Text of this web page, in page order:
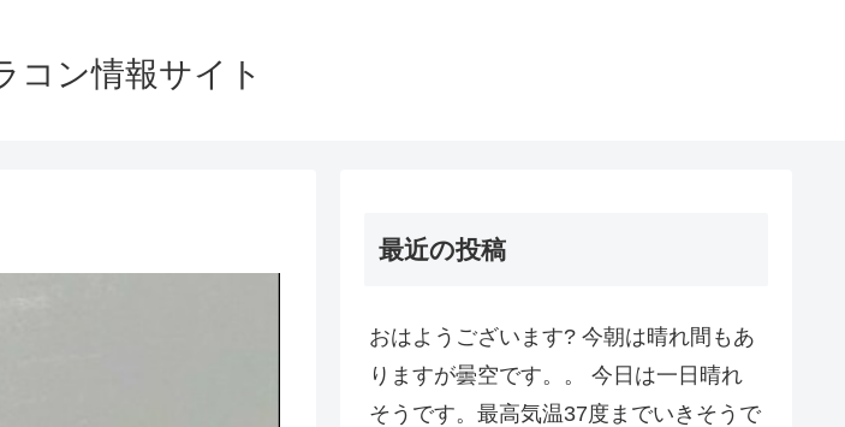
コン情報サイト
最近の投稿
おはようございます? 今朝は晴れ間もあ
りますが曇空です。。 今日は一日晴れ
そうです。最高気温37度までいきそうで